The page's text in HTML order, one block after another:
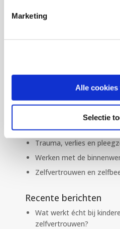
Marketing
Alle cookies
Selectie
Gevoelens en emoties bij
Opvoeding en
Overprikkeling &
Trauma, verlies en
Werken met de
Zelfvertrouwen en
Recente berichten
Wat werkt écht bij
zelfvertrouwen?